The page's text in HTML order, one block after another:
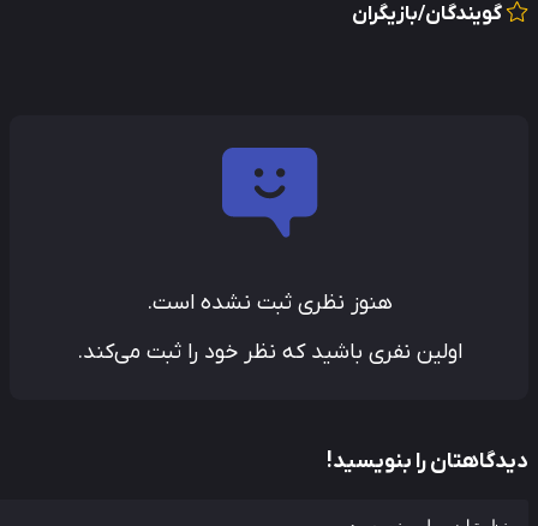
گویندگان/بازیگران
هنوز نظری ثبت نشده است.
اولین نفری باشید که نظر خود را ثبت می‌کند.
را بنویسید!